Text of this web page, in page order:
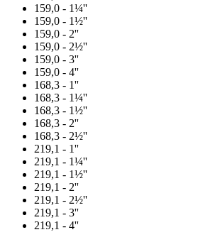
159,0 - 1¼''
159,0 - 1½''
159,0 - 2''
159,0 - 2½''
159,0 - 3''
159,0 - 4''
168,3 - 1''
168,3 - 1¼''
168,3 - 1½''
168,3 - 2''
168,3 - 2½''
219,1 - 1''
219,1 - 1¼''
219,1 - 1½''
219,1 - 2''
219,1 - 2½''
219,1 - 3''
219,1 - 4''